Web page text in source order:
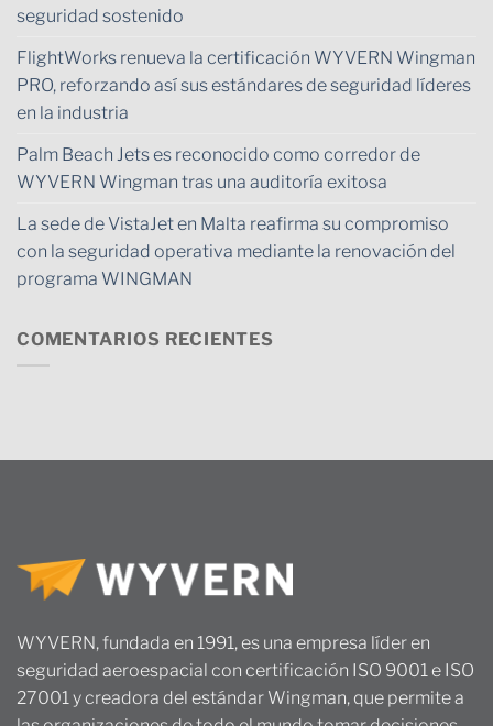
seguridad sostenido
FlightWorks renueva la certificación WYVERN Wingman
PRO, reforzando así sus estándares de seguridad líderes
en la industria
Palm Beach Jets es reconocido como corredor de
WYVERN Wingman tras una auditoría exitosa
La sede de VistaJet en Malta reafirma su compromiso
con la seguridad operativa mediante la renovación del
programa WINGMAN
COMENTARIOS RECIENTES
WYVERN, fundada en 1991, es una empresa líder en
seguridad aeroespacial con certificación ISO 9001 e ISO
27001 y creadora del estándar Wingman, que permite a